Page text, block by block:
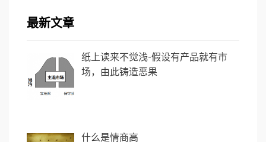
最新文章
纸上读来不觉浅-假设有产品就有市
场，由此铸造恶果
什么是情商高